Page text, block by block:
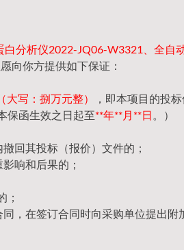
白分析仪2022-JQ06-W3321、全自
向你方提供如下保证：
大写：捌万元整）
，即本项目的投标
保函生效之日起至**年**月**日 。）
回其投标（报价）文件的；
响和后果的；
；
，在签订合同时向采购单位提出